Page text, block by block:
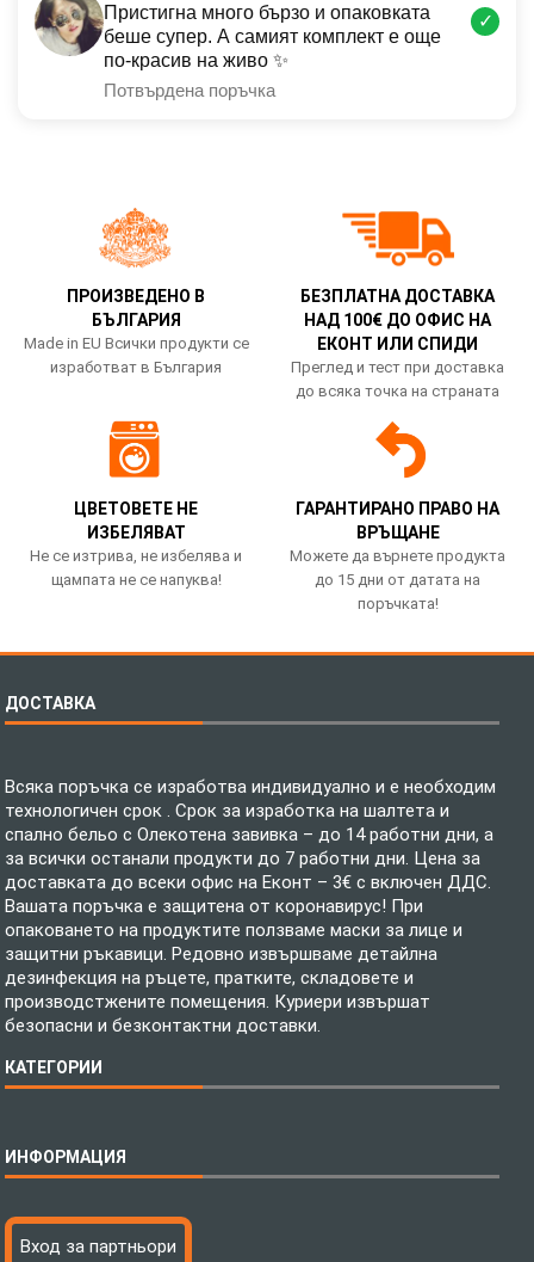
Пристигна много бързо и опаковката
беше супер. А самият комплект е още
по-красив на живо ✨
Потвърдена поръчка
✓
ПРОИЗВЕДЕНО В
БЪЛГАРИЯ
Made in EU Всички продукти се
изработват в България
БЕЗПЛАТНА ДОСТАВКА
НАД 100€ ДО ОФИС НА
ЕКОНТ ИЛИ СПИДИ
Преглед и тест при доставка
до всяка точка на страната
ЦВЕТОВЕТЕ НЕ
ИЗБЕЛЯВАТ
Не се изтрива, не избелява и
щампата не се напуква!
ГАРАНТИРАНО ПРАВО НА
ВРЪЩАНЕ
Можете да върнете продукта
до 15 дни от датата на
поръчката!
ДОСТАВКА
Всяка поръчка се изработва индивидуално и е необходим
технологичен срок . Срок за изработка на шалтета и
спално бельо с Олекотена завивка – до 14 работни дни, а
за всички останали продукти до 7 работни дни. Цена за
доставката до всеки офис на Еконт – 3€ с включен ДДС.
Вашата поръчка е защитена от коронавирус! При
опаковането на продуктите ползваме маски за лице и
защитни ръкавици. Редовно извършваме детайлна
дезинфекция на ръцете, пратките, складовете и
производстжените помещения. Куриери извършат
безопасни и безконтактни доставки.
КАТЕГОРИИ
Бебешки спални комплекти
Тениски с пълноцветен печат
Хавлиени кърпи
ИНФОРМАЦИЯ
Технология на печатане
Вход за партньори